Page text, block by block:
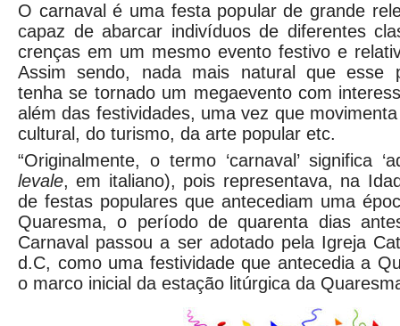
O carnaval é uma festa popular de grande
capaz de abarcar indivíduos de diferentes
crenças em um mesmo evento festivo e
Assim sendo, nada mais natural que esse
tenha se tornado um megaevento com
além das festividades, uma vez que
cultural, do turismo, da arte popular etc.
“Originalmente, o termo ‘carnaval’ significa
levale, em italiano), pois representava, na
de festas populares que antecediam uma
Quaresma, o período de quarenta dias
Carnaval passou a ser adotado pela Igreja
d.C, como uma festividade que antecedia a
o marco inicial da estação litúrgica da